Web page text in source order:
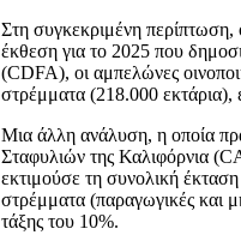
Στη συγκεκριμένη περίπτωση,
έκθεση για το 2025 που
(CDFA), οι αμπελώνες
στρέμματα (218.000 εκτάρια),
Μια άλλη ανάλυση, η οποία
Σταφυλιών της Καλιφόρνια
εκτιμούσε τη συνολική
στρέμματα (παραγωγικές και
τάξης του 10%.